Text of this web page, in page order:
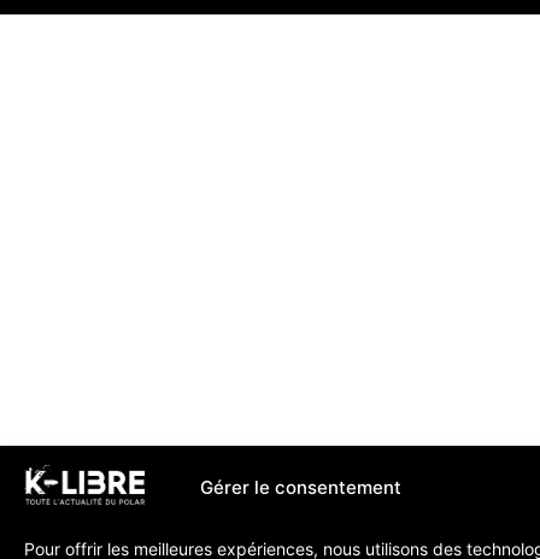
Gérer le consentement
Pour offrir les meilleures expériences, nous utilisons des